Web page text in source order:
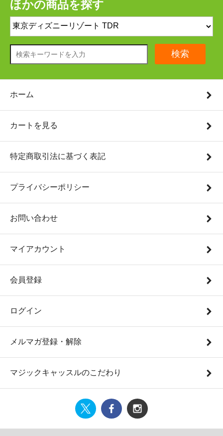
ほかの商品を探す
検索
ホーム
カートを見る
特定商取引法に基づく表記
プライバシーポリシー
お問い合わせ
マイアカウント
会員登録
ログイン
メルマガ登録・解除
マジックキャッスルのこだわり